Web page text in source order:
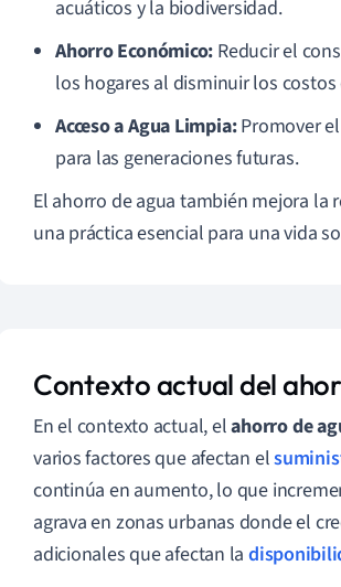
acuáticos y la biodiversidad.
Ahorro Económico: Reducir el
los hogares al disminuir los
Acceso a Agua Limpia:Promover
para las generaciones futuras.
El ahorro de agua también mejora la
una práctica esencial para una vida
Contexto actual del
En el contexto actual, elahorro de
varios factores que afectan el
continúa en aumento, lo que
agrava en zonas urbanas donde el
adicionales que afectan la